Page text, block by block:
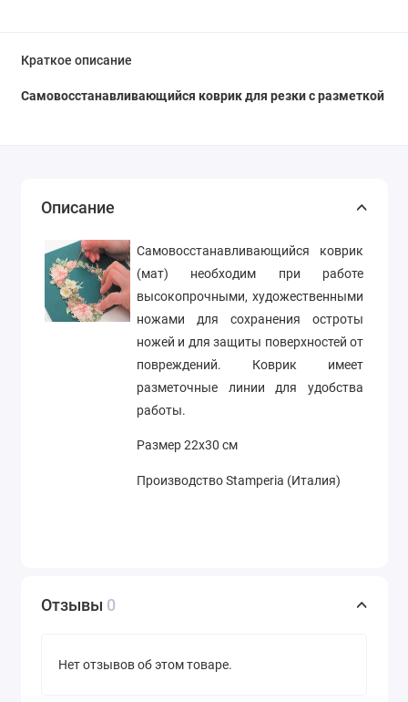
Краткое описание
Самовосстанавливающийся коврик для резки с разметкой
Описание
Самовосстанавливающийся коврик
(мат) необходим при работе
высокопрочными, художественными
ножами для сохранения остроты
ножей и для защиты поверхностей от
повреждений. Коврик имеет
разметочные линии для удобства
работы.
Размер 22х30 см
Производство Stamperia (Италия)
Отзывы 0
Нет отзывов об этом товаре.